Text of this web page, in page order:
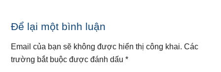
Reader
Interactions
Để lại một bình luận
Email của bạn sẽ không được hiển thị công khai. Các
trường bắt buộc được đánh dấu*